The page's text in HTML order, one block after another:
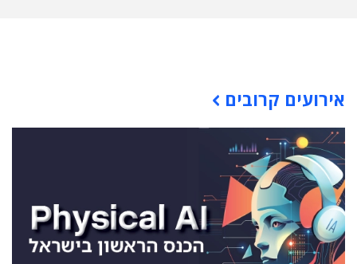
אירועים קרובים